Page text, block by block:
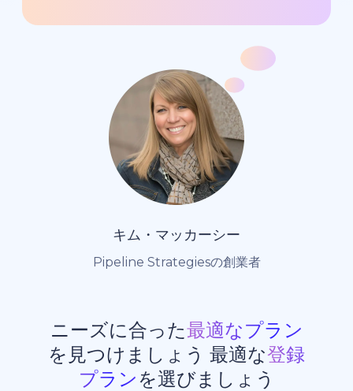
キム・マッカーシー
Pipeline Strategiesの創業者
ニーズに合った最適なプラン
を見つけましょう 最適な登録
プランを選びましょう